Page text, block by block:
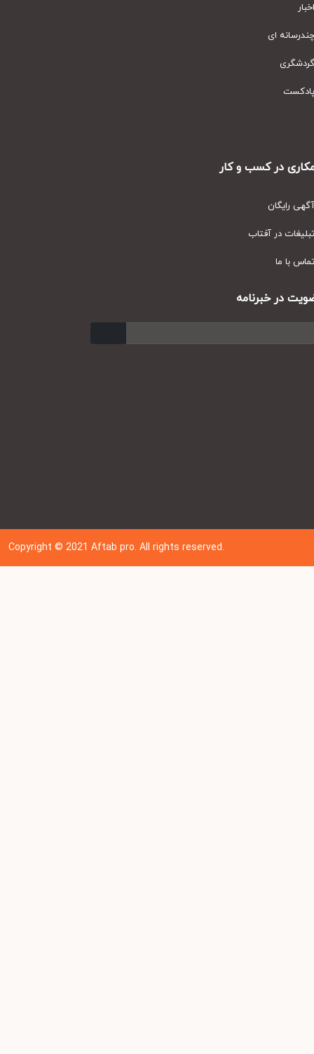
ای
در کسب و کار
رایگان
در آفتاب
با ما
در خبرنامه
Copyright © 202 1Aftab pro. All rights reserved.